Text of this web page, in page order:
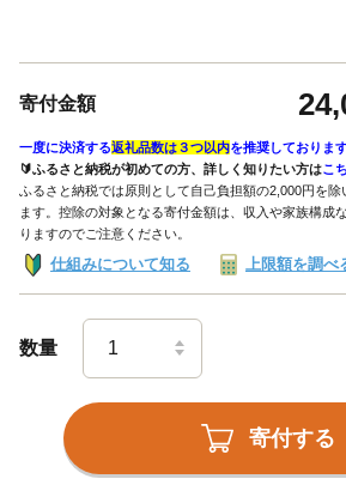
寄付金額
一度に決済する返礼品数は３つ以内を推奨しております
🔰ふるさと納税が初めての方、詳しく知りたい方はこ
ふるさと納税では原則として自己負担額の2,000円を除
ます。控除の対象となる寄付金額は、収入や家族構成
りますのでご注意ください。
仕組みについて知る 上限額を調べ
数量
寄付する